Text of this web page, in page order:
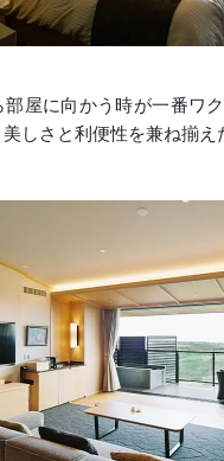
部屋に向かう時が一番ワ
しさと利便性を兼ね揃え